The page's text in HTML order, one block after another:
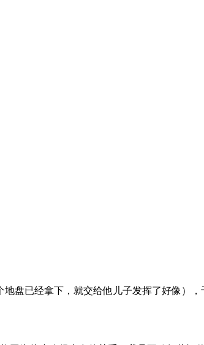
地盘已经拿下，就交给他儿子发挥了好像）